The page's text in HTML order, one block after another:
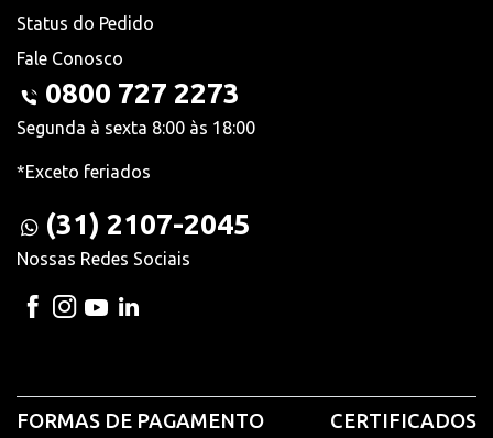
Status do Pedido
Fale Conosco
0800 727 2273
Segunda à sexta 8:00 às 18:00
*Exceto feriados
(31) 2107-2045
Nossas Redes Sociais
FORMAS DE PAGAMENTO CERTIFICADOS